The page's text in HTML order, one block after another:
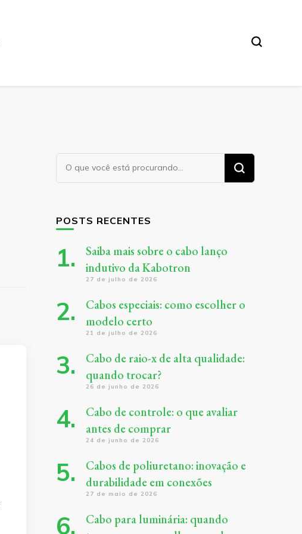
Procurando
algo?
POSTS RECENTES
Saiba mais sobre o cabo lanço
indutivo da Kabotron
27 de julho de 2026
Cabos especiais: como escolher o
modelo certo
21 de julho de 2026
Cabo de raio-x de alta qualidade:
quando trocar?
26 de junho de 2026
Cabo de controle: o que avaliar
antes de comprar
24 de junho de 2026
Cabos de poliuretano: inovação e
durabilidade em conexões
27 de maio de 2026
Cabo para luminária: quando